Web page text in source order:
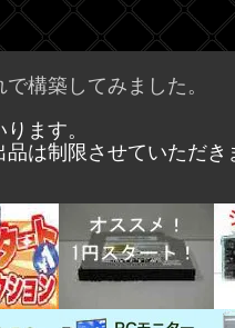
構築してみました。
ます。
は制限させていただき